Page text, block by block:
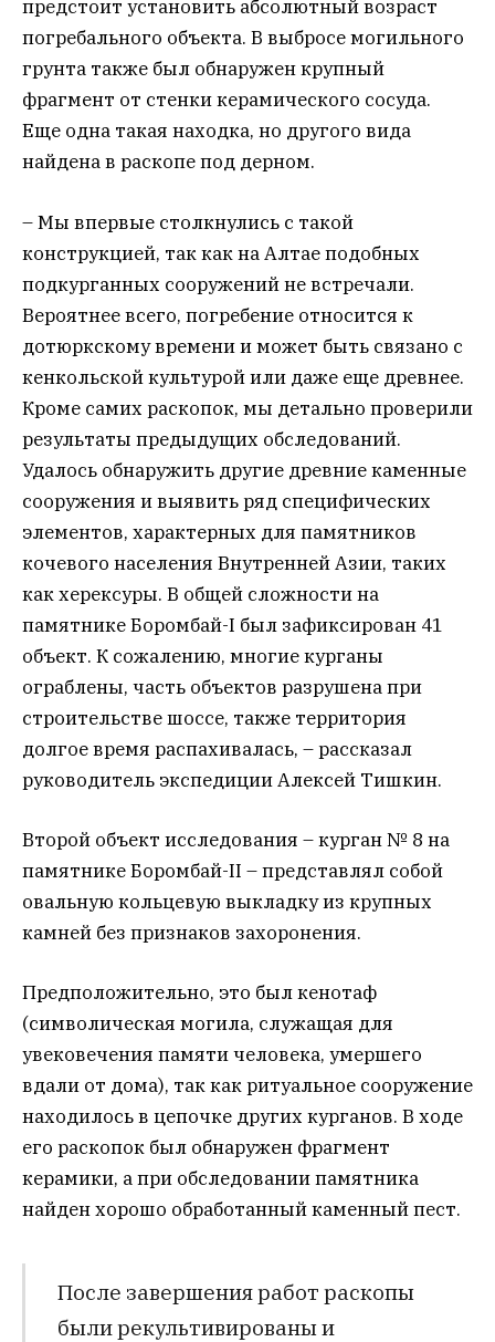
предстоит установить абсолютный возраст
погребального объекта. В выбросе могильного
грунта также был обнаружен крупный
фрагмент от стенки керамического сосуда.
Еще одна такая находка, но другого вида
найдена в раскопе под дерном.
– Мы впервые столкнулись с такой
конструкцией, так как на Алтае подобных
подкурганных сооружений не встречали.
Вероятнее всего, погребение относится к
дотюркскому времени и может быть связано с
кенкольской культурой или даже еще древнее.
Кроме самих раскопок, мы детально проверили
результаты предыдущих обследований.
Удалось обнаружить другие древние каменные
сооружения и выявить ряд специфических
элементов, характерных для памятников
кочевого населения Внутренней Азии, таких
как херексуры. В общей сложности на
памятнике Боромбай-I был зафиксирован 41
объект. К сожалению, многие курганы
ограблены, часть объектов разрушена при
строительстве шоссе, также территория
долгое время распахивалась, – рассказал
руководитель экспедиции Алексей Тишкин.
Второй объект исследования – курган № 8 на
памятнике Боромбай-II – представлял собой
овальную кольцевую выкладку из крупных
камней без признаков захоронения.
Предположительно, это был кенотаф
(символическая могила, служащая для
увековечения памяти человека, умершего
вдали от дома), так как ритуальное сооружение
находилось в цепочке других курганов. В ходе
его раскопок был обнаружен фрагмент
керамики, а при обследовании памятника
найден хорошо обработанный каменный пест.
После завершения работ раскопы
были рекультивированы и